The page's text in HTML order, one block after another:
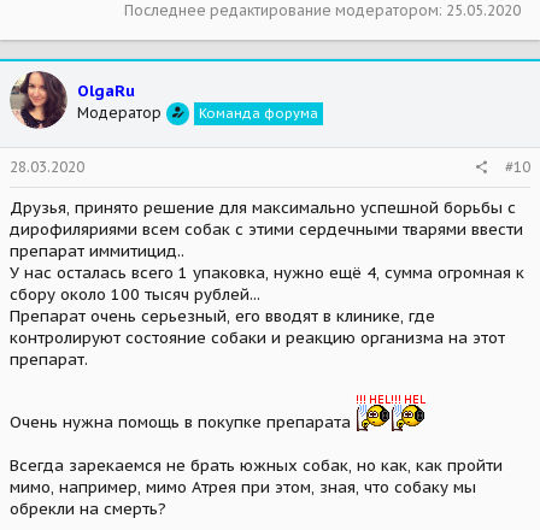
Последнее редактирование модератором: 25.05.2020
OlgaRu
Модератор Команда форума
28.03.2020 #10
Друзья, принято решение для максимально успешной борьбы с
дирофиляриями всем собак с этими сердечными тварями ввести
препарат иммитицид..
У нас осталась всего 1 упаковка, нужно ещё 4, сумма огромная к
сбору около 100 тысяч рублей...
Препарат очень серьезный, его вводят в клинике, где
контролируют состояние собаки и реакцию организма на этот
препарат.
Очень нужна помощь в покупке препарата
Всегда зарекаемся не брать южных собак, но как, как пройти
мимо, например, мимо Атрея при этом, зная, что собаку мы
обрекли на смерть?